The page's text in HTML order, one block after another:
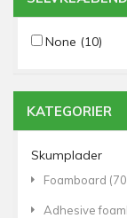
None (10)
KATEGORIER
Skumplader
Foamboard
Adhesive